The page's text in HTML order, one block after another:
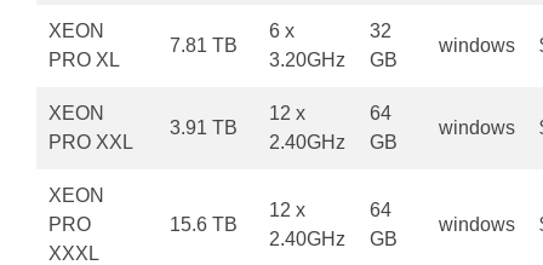
XEON
PRO XL
7.81 TB
6 x
3.20GHz
32
GB
windows
XEON
PRO XXL
3.91 TB
12 x
2.40GHz
64
GB
windows
XEON
PRO
XXXL
15.6 TB
12 x
2.40GHz
64
GB
windows